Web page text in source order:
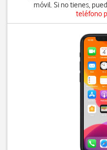
móvil. Si no tienes,
teléfono